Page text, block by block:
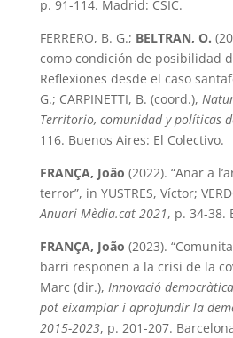
p. 91-114. Madrid: CSIC.
FERRERO, B. G.; BELTRAN, O.
como condición de posibilidad
Reflexiones desde el caso
G.; CARPINETTI, B. (coord.),
Territorio, comunidad y políticas
116. Buenos Aires: El Colectivo.
FRANÇA, João (2022). “Anar a
terror”, in YUSTRES, Víctor;
Anuari Mèdia.cat 2021, p. 34-38.
FRANÇA, João (2023).
barri responen a la crisi de la
Marc (dir.), Innovació
pot eixamplar i aprofundir la
2015-2023, p. 201-207.